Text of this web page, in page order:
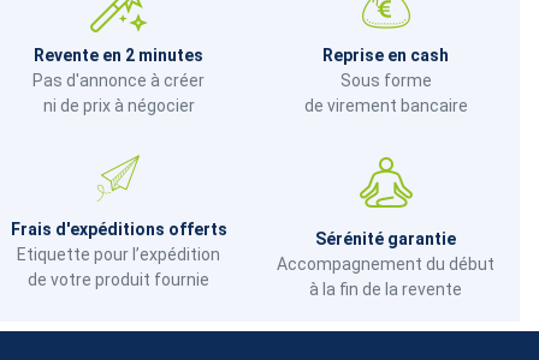
Revente en 2 minutes
Pas d'annonce à créer
ni de prix à négocier
Reprise en cash
Sous forme
de virement bancaire
Frais d'expéditions offerts
Etiquette pour l’expédition
de votre produit fournie
Sérénité garantie
Accompagnement du début
à la fin de la revente